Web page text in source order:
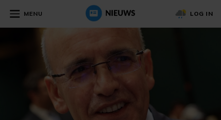
MENU LOG IN